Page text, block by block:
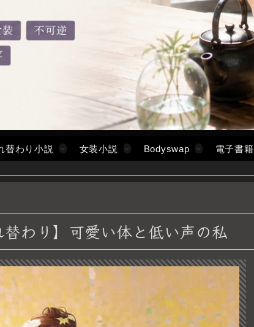
替わり小説 女装小説 Bodyswap 電子書籍
替わり】可愛い体と低い声の私